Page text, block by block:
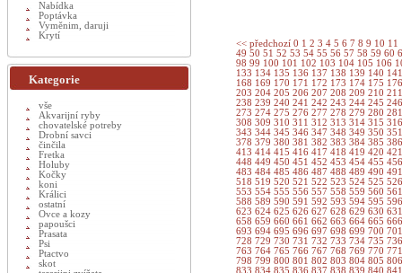
<< předchozí 0 1 2 3 4 5 6 7 8 9 10 11
49 50 51 52 53 54 55 56 57 58 59 60
98 99 100 101 102 103 104 105 106
133 134 135 136 137 138 139 140
168 169 170 171 172 173 174 175
203 204 205 206 207 208 209 210
238 239 240 241 242 243 244 245
273 274 275 276 277 278 279 280
308 309 310 311 312 313 314 315
343 344 345 346 347 348 349 350
378 379 380 381 382 383 384 385
413 414 415 416 417 418 419 420
448 449 450 451 452 453 454 455
483 484 485 486 487 488 489 490
518 519 520 521 522 523 524 525
553 554 555 556 557 558 559 560
588 589 590 591 592 593 594 595
623 624 625 626 627 628 629 630
658 659 660 661 662 663 664 665
693 694 695 696 697 698 699 700
728 729 730 731 732 733 734 735
763 764 765 766 767 768 769 770
798 799 800 801 802 803 804 805
833 834 835 836 837 838 839 840
Nabídka
Poptávka
Vyměnim, daruji
Krytí
Kategorie
vše
Akvarijní ryby
chovatelské potreby
Drobní savci
činčila
Fretka
Holuby
Kočky
koni
Králici
ostatní
Ovce a kozy
papoušci
Prasata
Psi
Ptactvo
skot